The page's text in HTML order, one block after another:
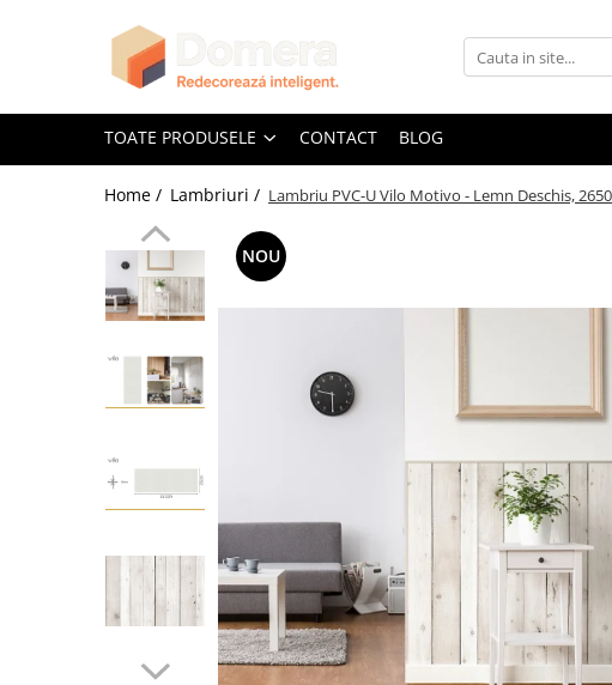
Toate Produsele
Parchet SPC
Riflaje Decorative
Riflaje Interioare
Glafuri Exterioare
Plinte, Plinte PVC, Plinte MDF
Plinte MDF Premium
Accesorii Plinte
Terminatii Plinta
Colt Exterior Plinta
Colt Interior Plinta
TOATE PRODUSELE CONTACT BLOG
Home / Lambriuri / Lambriu PVC-U Vilo Motivo - Lemn Deschis,
NOU